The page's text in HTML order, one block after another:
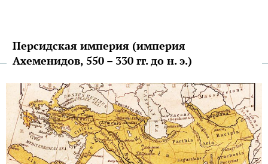
Персидская империя (империя
Ахеменидов, 550 – 330 гг. до н. э.)